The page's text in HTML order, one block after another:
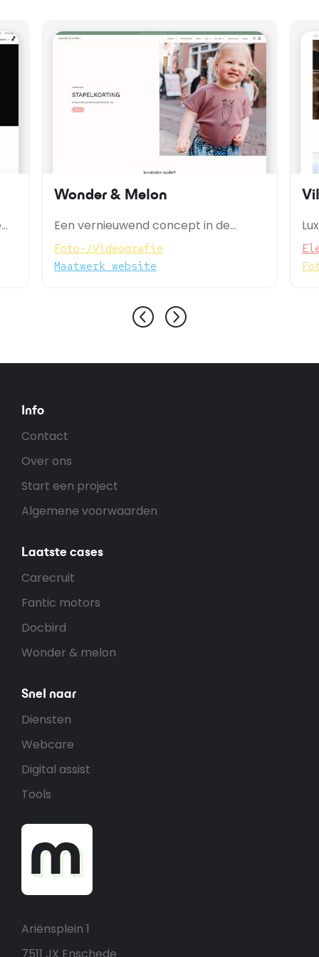
Wonder & Melon
Een vernieuwend concept in de
binnenstad van Enschede en online!
Foto-/Videografie
Maatwerk website
Ariënsplein 1
7511 JX Enschede
Info
Contact
Over ons
Start een project
Algemene voorwaarden
Laatste cases
Carecruit
Fantic motors
Docbird
Wonder & melon
Snel naar
Diensten
Webcare
Digital assist
Tools